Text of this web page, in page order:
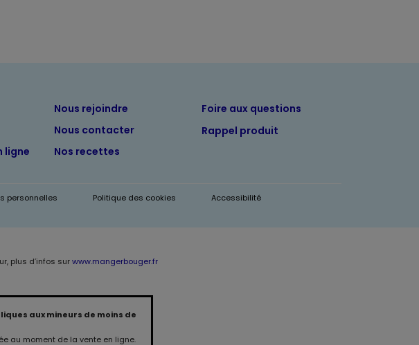
ligne
Nous rejoindre
Nous contacter
Nos recettes
Foire aux questions
Rappel produit
personnelles Politique des cookies Accessibilité
plus d’infos surwww.mangerbouger.fr
aux mineurs de moins de
au moment de la vente en ligne.